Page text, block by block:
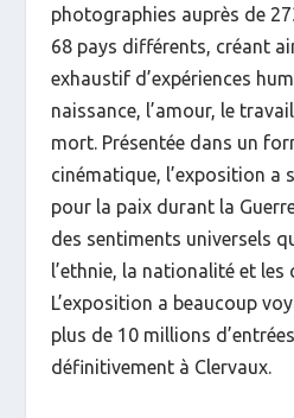
photographies auprès de
68 pays différents, créant
exhaustif d’expériences
naissance, l’amour, le
mort. Présentée dans un
cinématique, l’exposition a
pour la paix durant la
des sentiments universels
l’ethnie, la nationalité et les
L’exposition a beaucoup
plus de 10 millions
définitivement à Clervaux.